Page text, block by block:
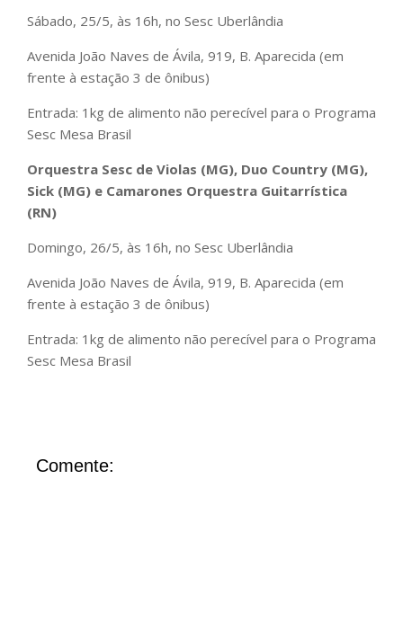
Sábado, 25/5, às 16h, no Sesc Uberlândia
Avenida João Naves de Ávila, 919, B. Aparecida (em
frente à estação 3 de ônibus)
Entrada: 1kg de alimento não perecível para o Programa
Sesc Mesa Brasil
Orquestra Sesc de Violas (MG), Duo Country (MG),
Sick (MG) e Camarones Orquestra Guitarrística
(RN)
Domingo, 26/5, às 16h, no Sesc Uberlândia
Avenida João Naves de Ávila, 919, B. Aparecida (em
frente à estação 3 de ônibus)
Entrada: 1kg de alimento não perecível para o Programa
Sesc Mesa Brasil
Comente: